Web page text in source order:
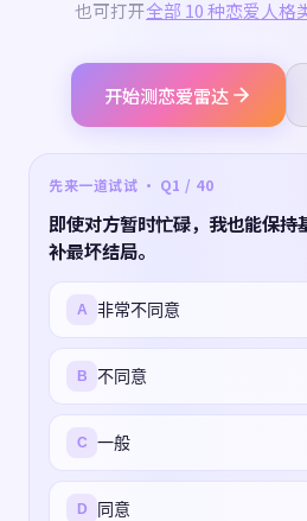
也可打开全部 10 种恋爱人格
开始测恋爱雷达
先来一道试试 · Q1 / 40
即使对方暂时忙碌，我也能保持
补最坏结局。
A 非常不同意
B 不同意
C 一般
D 同意